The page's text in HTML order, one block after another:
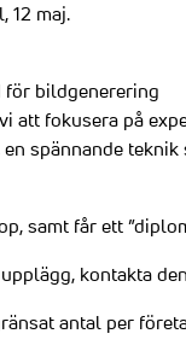
12 maj.
för bildgenerering
att fokusera på
spännande
samt får ett
kontakta
antal per